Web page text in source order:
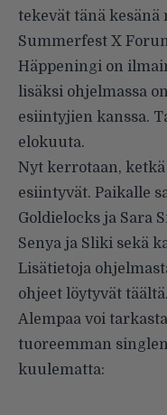
tekevät tänä
Summerfest X
Häppeningi on
lisäksi ohjelmassa
esiintyjien kanssa.
elokuuta.
Nyt kerrotaan,
esiintyvät. Paikalle
Goldielocks ja Sara
Senya ja Sliki sekä
Lisätietoja
ohjeet löytyvät täältä.
Alempaa voi
tuoreemman
kuulematta: